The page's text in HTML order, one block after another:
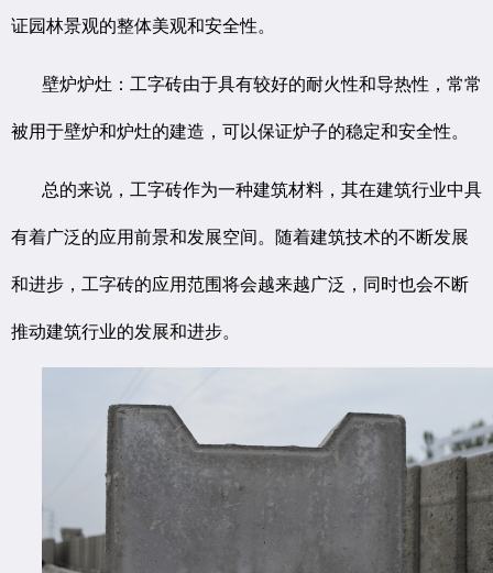
证园林景观的整体美观和安全性。
壁炉炉灶：工字砖由于具有较好的耐火性和导热性，常常
被用于壁炉和炉灶的建造，可以保证炉子的稳定和安全性。
总的来说，工字砖作为一种建筑材料，其在建筑行业中具
有着广泛的应用前景和发展空间。随着建筑技术的不断发展
和进步，工字砖的应用范围将会越来越广泛，同时也会不断
推动建筑行业的发展和进步。